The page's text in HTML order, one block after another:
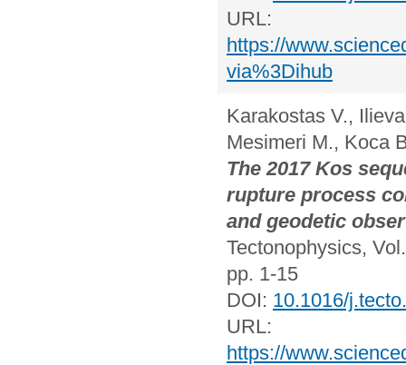
URL:
https://
via%3Dihub
Karakostas V.,
Mesimeri M., Koca
The 2017 Kos
rupture process
and geodetic
Tectonophysics,
pp. 1-15
DOI: 10.1016/
URL:
https://